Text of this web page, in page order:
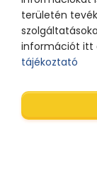
területén
információt itt
tájékoztató